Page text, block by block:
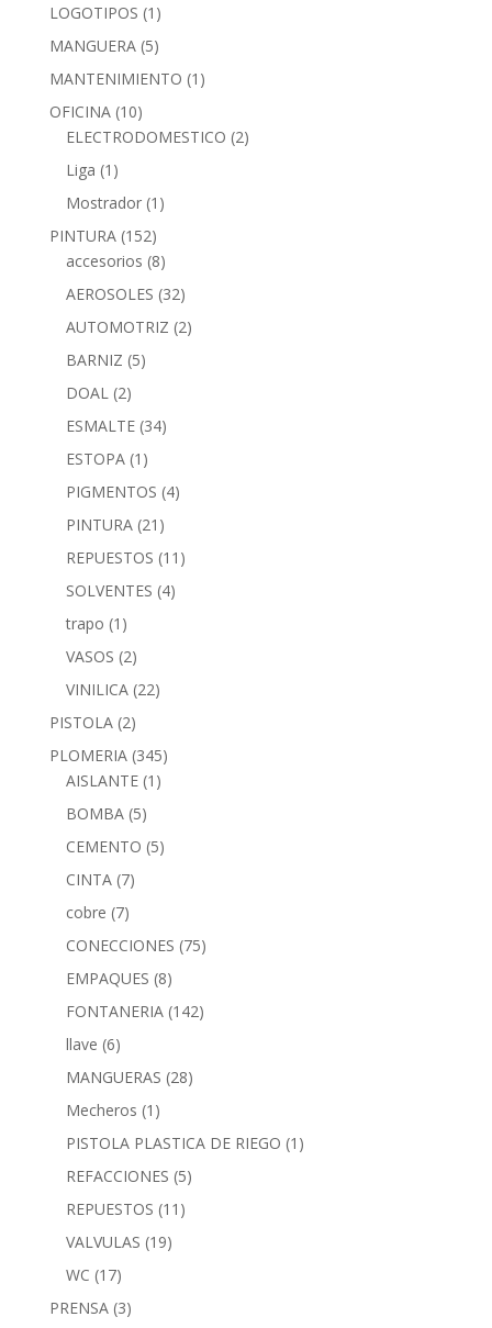
LOGOTIPOS (1)
MANGUERA (5)
MANTENIMIENTO (1)
OFICINA (10)
ELECTRODOMESTICO (2)
Liga (1)
Mostrador (1)
PINTURA (152)
accesorios (8)
AEROSOLES (32)
AUTOMOTRIZ (2)
BARNIZ (5)
DOAL (2)
ESMALTE (34)
ESTOPA (1)
PIGMENTOS (4)
PINTURA (21)
REPUESTOS (11)
SOLVENTES (4)
trapo (1)
VASOS (2)
VINILICA (22)
PISTOLA (2)
PLOMERIA (345)
AISLANTE (1)
BOMBA (5)
CEMENTO (5)
CINTA (7)
cobre (7)
CONECCIONES (75)
EMPAQUES (8)
FONTANERIA (142)
llave (6)
MANGUERAS (28)
Mecheros (1)
PISTOLA PLASTICA DE RIEGO (1)
REFACCIONES (5)
REPUESTOS (11)
VALVULAS (19)
WC (17)
PRENSA (3)